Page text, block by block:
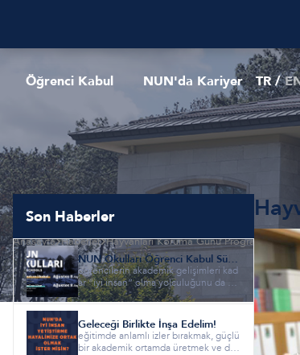
Öğrenci Kabul NUN'da Kariyer TR/
Anasayfa Haberler Hayvanları Koruma Günü Programı
Son Haberler
NUN Okulları Öğrenci Kabul Süreci Başladı!
öğrencilerin akademik gelişimleri kad
ar “iyi insan” olma yolculuğunu da ön
emseyen nun okullarında...
Geleceği Birlikte İnşa Edelim!
eğitimde anlamlı izler bırakmak, güçlü
bir akademik ortamda üretmek ve de